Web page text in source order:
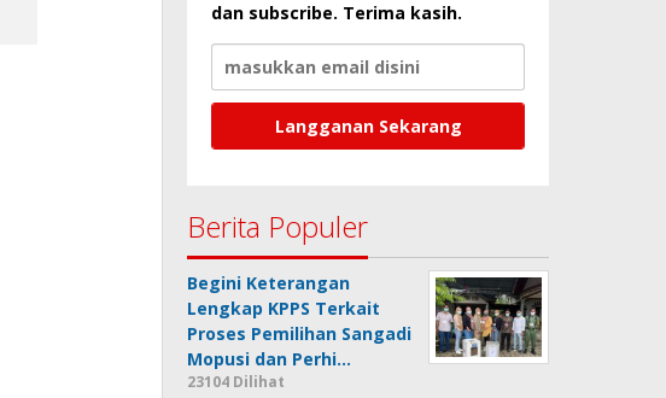
dan subscribe. Terima kasih.
Berita Populer
Begini Keterangan
Lengkap KPPS Terkait
Proses Pemilihan Sangadi
Mopusi dan Perhi…
23104 Dilihat